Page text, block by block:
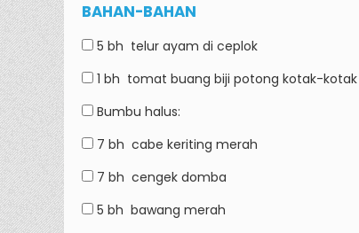
BAHAN-BAHAN
5 bh telur ayam di ceplok
1 bh tomat buang biji potong kotak-kotak
Bumbu halus:
7 bh cabe keriting merah
7 bh cengek domba
5 bh bawang merah